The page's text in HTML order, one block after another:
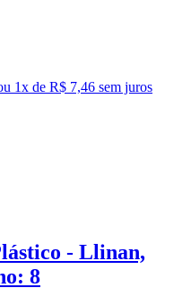
1x de R$ 7,46 sem juros
- Llinan,
8